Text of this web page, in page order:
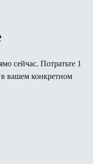
сейчас. Потратьте 1
вашем конкретном